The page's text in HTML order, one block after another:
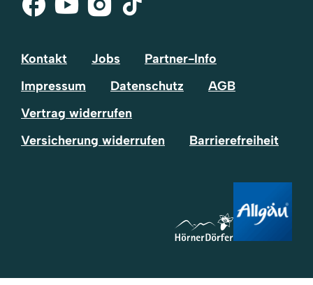
Kontakt Jobs
Partner-Info
Impressum
Datenschutz
AGB
Vertrag widerrufen
Versicherung widerrufen
Barrierefreiheit